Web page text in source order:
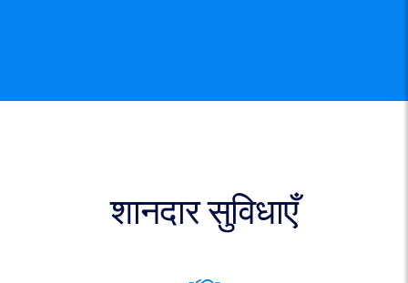
शानदार सुविधाएँ